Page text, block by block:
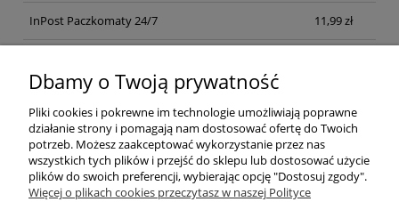
InPost Paczkomaty 24/7 11,99 zł
Pomoc
Dbamy o Twoją prywatność
Pliki cookies i pokrewne im technologie umożliwiają poprawne
działanie strony i pomagają nam dostosować ofertę do Twoich
potrzeb. Możesz zaakceptować wykorzystanie przez nas
wszystkich tych plików i przejść do sklepu lub dostosować użycie
plików do swoich preferencji, wybierając opcję "Dostosuj zgody".
Więcej o plikach cookies przeczytasz w naszej Polityce